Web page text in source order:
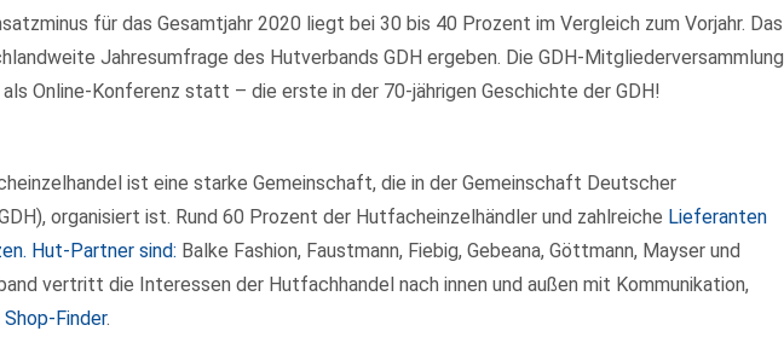
für das Gesamtjahr 2020 liegt bei 30 bis 40 Prozent im Vergleich zum Vorjahr. Das
Jahresumfrage des Hutverbands GDH ergeben. Die GDH-Mitgliederversammlung
Online-Konferenz statt – die erste in der 70-jährigen Geschichte der GDH!
ist eine starke Gemeinschaft, die in der Gemeinschaft Deutscher
organisiert ist. Rund 60 Prozent der Hutfacheinzelhändler und zahlreiche Lieferanten
Hut-Partner sind: Balke Fashion, Faustmann, Fiebig, Gebeana, Göttmann, Mayser und
vertritt die Interessen der Hutfachhandel nach innen und außen mit Kommunikation,
Shop-Finder.